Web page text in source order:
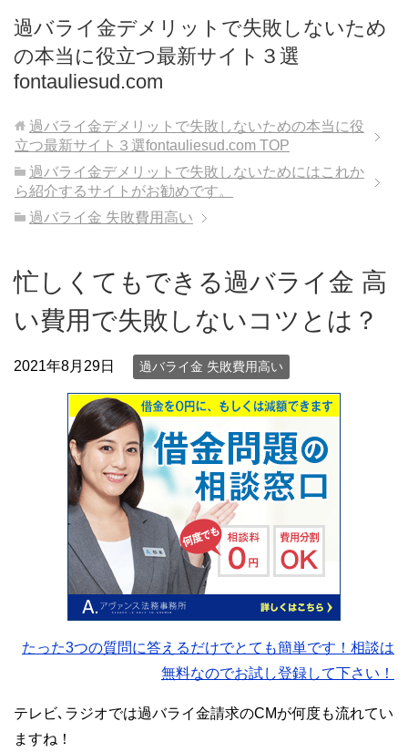
過バライ金デメリットで失敗しないため
の本当に役立つ最新サイト３選
fontauliesud.com
過バライ金デメリットで失敗しないための本当に役
立つ最新サイト３選fontauliesud.com TOP
過バライ金デメリットで失敗しないためにはこれか
ら紹介するサイトがお勧めです。
過バライ金 失敗費用高い
忙しくてもできる過バライ金 高
い費用で失敗しないコツとは？
2021年8月29日 過バライ金 失敗費用高い
たった3つの質問に答えるだけでとても簡単です！相談は
無料なのでお試し登録して下さい！
テレビ､ラジオでは過バライ金請求のCMが何度も流れてい
ますね！